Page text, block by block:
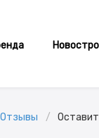
Отзывы